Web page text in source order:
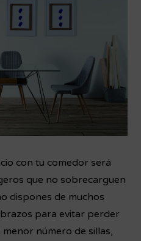
con tu comedor será
que no sobrecarguen
dispones de muchos
para evitar perder
número de sillas,